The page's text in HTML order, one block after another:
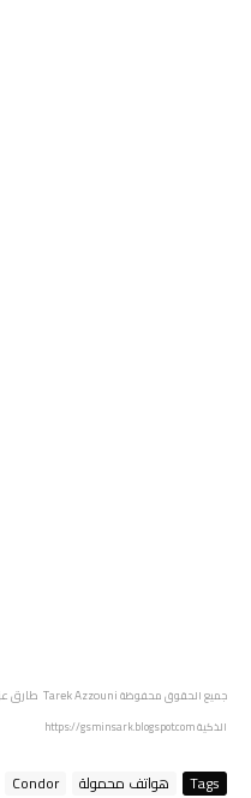
جميع الحقوق محفوظةTarek Azzouni طارق عزوني
الذكيةhttps://gsminsark.blogspot.com
Tags هواتف محمولة Condor